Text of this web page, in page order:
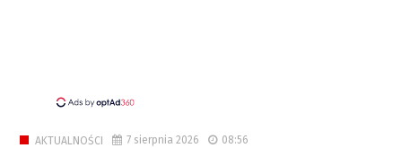
AKTUALNOŚCI 7 sierpnia 2026 08:56